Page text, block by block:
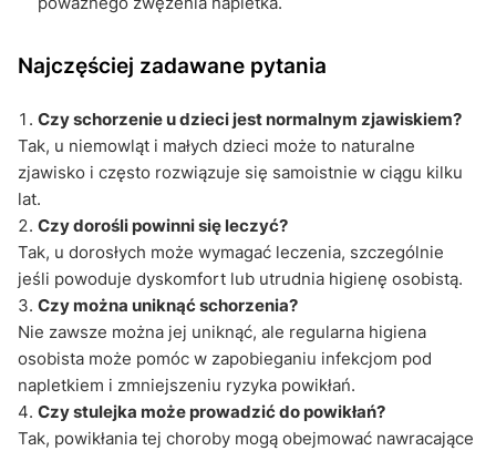
Najczęściej zadawane pytania
Czy schorzenie u dzieci jest normalnym zjawiskiem?
Tak, u niemowląt i małych dzieci może to naturalne
zjawisko i często rozwiązuje się samoistnie w ciągu kilku
lat.
Czy dorośli powinni się leczyć?
Tak, u dorosłych może wymagać leczenia, szczególnie
jeśli powoduje dyskomfort lub utrudnia higienę osobistą.
Czy można uniknąć schorzenia?
Nie zawsze można jej uniknąć, ale regularna higiena
osobista może pomóc w zapobieganiu infekcjom pod
napletkiem i zmniejszeniu ryzyka powikłań.
Czy stulejka może prowadzić do powikłań?
Tak, powikłania tej choroby mogą obejmować nawracające